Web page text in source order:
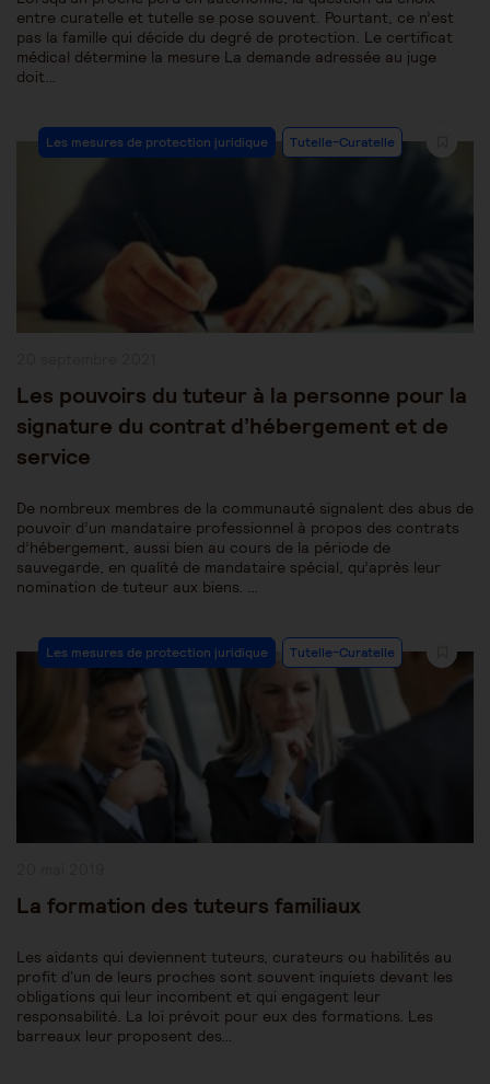
entre curatelle et tutelle se pose souvent. Pourtant, ce n’est
pas la famille qui décide du degré de protection. Le certificat
médical détermine la mesure La demande adressée au juge
doit…
Post
Category:
Les mesures de protection juridique Tutelle-Curatelle
Les pouvoirs du tuteur à la personne pour la
signature du contrat d’hébergement et de
service
De nombreux membres de la communauté signalent des abus de
pouvoir d’un mandataire professionnel à propos des contrats
d’hébergement, aussi bien au cours de la période de
sauvegarde, en qualité de mandataire spécial, qu’après leur
nomination de tuteur aux biens. …
Post
Category:
Les mesures de protection juridique Tutelle-Curatelle
La formation des tuteurs familiaux
Les aidants qui deviennent tuteurs, curateurs ou habilités au
profit d'un de leurs proches sont souvent inquiets devant les
obligations qui leur incombent et qui engagent leur
responsabilité. La loi prévoit pour eux des formations. Les
barreaux leur proposent des…